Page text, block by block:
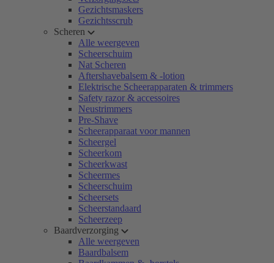
Gezichtsmaskers
Gezichtsscrub
Scheren
Alle weergeven
Scheerschuim
Nat Scheren
Aftershavebalsem & -lotion
Elektrische Scheerapparaten & trimmers
Safety razor & accessoires
Neustrimmers
Pre-Shave
Scheerapparaat voor mannen
Scheergel
Scheerkom
Scheerkwast
Scheermes
Scheerschuim
Scheersets
Scheerstandaard
Scheerzeep
Baardverzorging
Alle weergeven
Baardbalsem